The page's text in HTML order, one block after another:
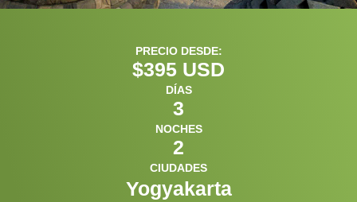
PRECIO DESDE:
$395 USD
DÍAS
3
NOCHES
2
CIUDADES
Yogyakarta